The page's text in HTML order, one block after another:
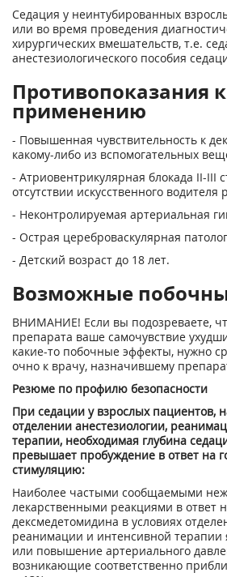
Седация у неинтубированных
или во время проведения
хирургических вмешательств, т.е.
анестезиологического пособия
Противопоказания к
применению
- Повышенная чувствительность к
какому-либо из вспомогательных
- Атриовентрикулярная блокада II-III
отсутствии искусственного водителя
- Неконтролируемая артериальная
- Острая цереброваскулярная
- Детский возраст до 18 лет.
Возможные
ВНИМАНИЕ! Если вы подозреваете,
препарата ваше самочувствие
какие-то побочные эффекты, нужно
очно к врачу, назначившему
Резюме по профилю безопасности
При седации у взрослых пациентов,
отделении анестезиологии,
терапии, необходимая глубина
превышает пробуждение в ответ на
стимуляцию:
Наиболее частыми сообщаемыми
лекарственными реакциями в ответ
дексмедетомидина в условиях
реанимации и интенсивной терапии
или повышение артериального
возникающие соответственно